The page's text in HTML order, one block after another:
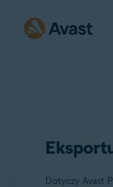
Dotyczy Avast